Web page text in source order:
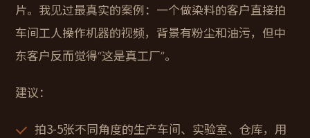
片。我见过最真实的案例：一个做染料的客户直接拍
车间工人操作机器的视频，背景有粉尘和油污，但中
东客户反而觉得“这是真工厂”。
建议：
拍3-5张不同角度的生产车间、实验室、仓库，用